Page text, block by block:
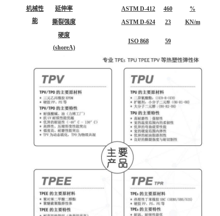
机械性
能
延伸率
ASTM D-412 460
%
撕裂强度
ASTM D-624 23
KN/m
硬度
(shoreA)
ISO 868 59